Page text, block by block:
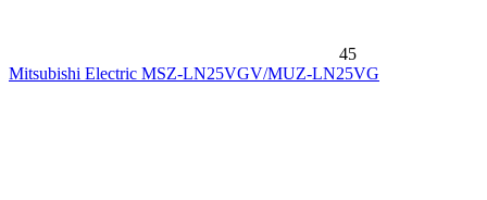
45
Mitsubishi Electric MSZ-LN25VGV/MUZ-LN25VG